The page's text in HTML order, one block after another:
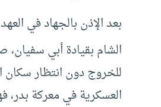
بعد الإذن بالجهاد في
الشام بقيادة أبي
للخروج دون انتظار سكان
العسكرية في معركة